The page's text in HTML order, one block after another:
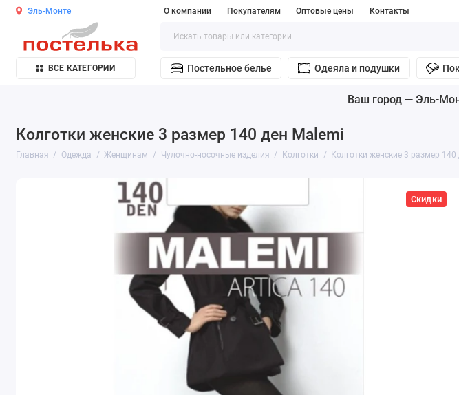
Эль-Монте О компании Покупателям Оптовые цены Контакты
ВСЕ КАТЕГОРИИ Постельное белье Одеяла и подушки
Ваш город — Эль-
Колготки женские 3 размер 140 ден Malemi
Главная Одежда Женщинам Чулочно-носочные изделия Колготки Колготки женские 3 размер 140
Скидки